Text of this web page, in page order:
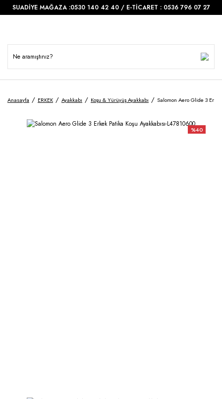
SUADİYE MAĞAZA :0530 140 42 40 / E-TİCARET : 0536 796 07 27
Anasayfa ERKEK Ayakkabı Koşu & Yürüyüş Ayakkabı Salomon Aero Glide 3
%40